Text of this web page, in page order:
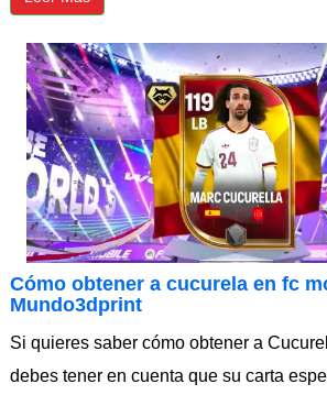
Cómo obtener a cucurela en fc
Mundo3dprint
Si quieres saber cómo obtener a
debes tener en cuenta que su carta